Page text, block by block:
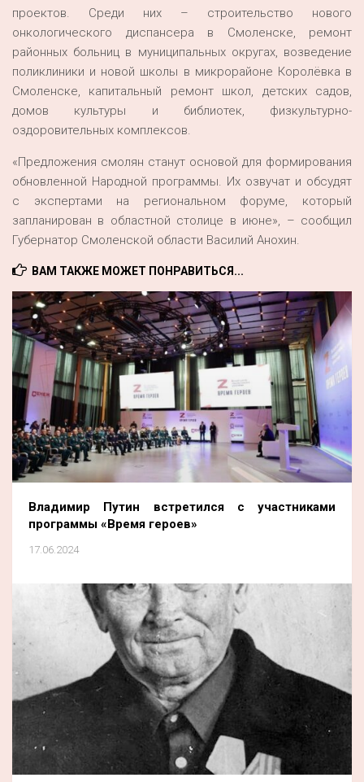
проектов. Среди них – строительство нового
онкологического диспансера в Смоленске, ремонт
районных больниц в муниципальных округах, возведение
поликлиники и новой школы в микрорайоне Королёвка в
Смоленске, капитальный ремонт школ, детских садов,
домов культуры и библиотек, физкультурно-
оздоровительных комплексов.
«Предложения смолян станут основой для формирования
обновленной Народной программы. Их озвучат и обсудят
с экспертами на региональном форуме, который
запланирован в областной столице в июне», – сообщил
Губернатор Смоленской области Василий Анохин.
ВАМ ТАКЖЕ МОЖЕТ ПОНРАВИТЬСЯ...
Владимир Путин встретился с участниками
программы «Время героев»
17.06.2024